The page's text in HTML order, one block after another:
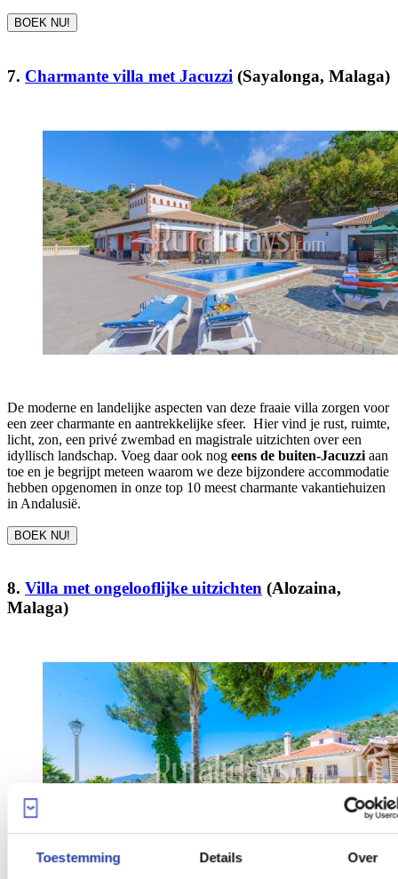
Toestemming Details Over
BOEK NU!
7. Charmante villa met Jacuzzi (Sayalonga, Malaga)
De moderne en landelijke aspecten van deze fraaie villa zorgen voor
een zeer charmante en aantrekkelijke sfeer. Hier vind je rust, ruimte,
licht, zon, een privé zwembad en magistrale uitzichten over een
idyllisch landschap. Voeg daar ook nog eens de buiten-Jacuzzi aan
toe en je begrijpt meteen waarom we deze bijzondere accommodatie
hebben opgenomen in onze top 10 meest charmante vakantiehuizen
in Andalusië.
BOEK NU!
8. Villa met ongelooflijke uitzichten (Alozaina,
Malaga)